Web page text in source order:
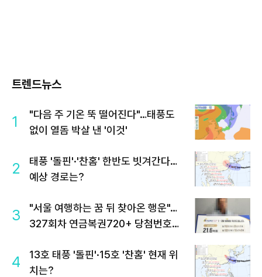
트렌드뉴스
1
"다음 주 기온 뚝 떨어진다"…태풍도
없이 열돔 박살 낸 '이것'
2
태풍 '돌핀'·'찬홈' 한반도 빗겨간다…
예상 경로는?
3
"서울 여행하는 꿈 뒤 찾아온 행운"…
327회차 연금복권720+ 당첨번호조
4
13호 태풍 '돌핀'·15호 '찬홈' 현재 위
치는?